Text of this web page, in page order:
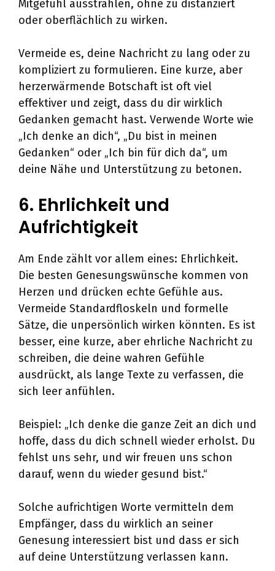
Mitgefühl ausstrahlen, ohne zu distanziert
oder oberflächlich zu wirken.
Vermeide es, deine Nachricht zu lang oder zu
kompliziert zu formulieren. Eine kurze, aber
herzerwärmende Botschaft ist oft viel
effektiver und zeigt, dass du dir wirklich
Gedanken gemacht hast. Verwende Worte wie
„Ich denke an dich“, „Du bist in meinen
Gedanken“ oder „Ich bin für dich da“, um
deine Nähe und Unterstützung zu betonen.
6. Ehrlichkeit und
Aufrichtigkeit
Am Ende zählt vor allem eines: Ehrlichkeit.
Die besten Genesungswünsche kommen von
Herzen und drücken echte Gefühle aus.
Vermeide Standardfloskeln und formelle
Sätze, die unpersönlich wirken könnten. Es ist
besser, eine kurze, aber ehrliche Nachricht zu
schreiben, die deine wahren Gefühle
ausdrückt, als lange Texte zu verfassen, die
sich leer anfühlen.
Beispiel: „Ich denke die ganze Zeit an dich und
hoffe, dass du dich schnell wieder erholst. Du
fehlst uns sehr, und wir freuen uns schon
darauf, wenn du wieder gesund bist.“
Solche aufrichtigen Worte vermitteln dem
Empfänger, dass du wirklich an seiner
Genesung interessiert bist und dass er sich
auf deine Unterstützung verlassen kann.